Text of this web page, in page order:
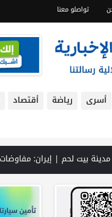
تواصلو معنا
أسرى رياضة أقتصاد